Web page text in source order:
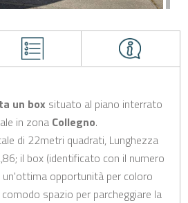
un box situato al piano interrato
in zona Collegno.
di 22metri quadrati, Lunghezza
il box (identificato con il numero
opportunità per coloro
spazio per parcheggiare la